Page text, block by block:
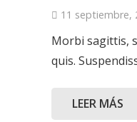
11 septiembre,
Morbi sagittis,
quis.
LEER MÁS